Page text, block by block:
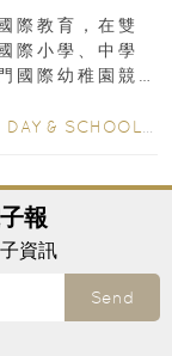
際教育，在雙
際小學、中學
國際幼稚園競
& SCHOOL EVENTS
報
資訊
Send